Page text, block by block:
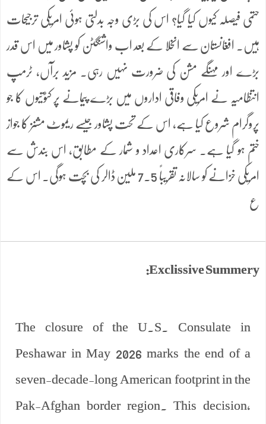
حتمی فیصلہ کیوں کیا گیا؟ اس کی بڑی وجہ بدلتی ہوئی امریکی ترجیحات
ہیں۔ افغانستان سے انخلا کے بعد اب واشنگٹن کو پشاور میں اس قدر
بڑے اور مہنگے مشن کی ضرورت نہیں رہی۔ مزید برآں، ٹرمپ
انتظامیہ نے امریکی وفاقی اداروں میں بڑے پیمانے پر کٹوتیوں کا جو
پروگرام شروع کیا ہے، اس کے تحت پشاور جیسے ریموٹ مشنز کا جواز
ختم ہو گیا ہے۔ سرکاری اعداد و شمار کے مطابق، اس بندش سے
امریکی خزانے کو سالانہ تقریباً 7.5 ملین ڈالر کی بچت ہوگی۔ اس کے
ع
Exclissive Summery:
The closure of the U.S. Consulate in
Peshawar in May 2026 marks the end of a
seven-decade-long American footprint in the
Pak-Afghan border region. This decision,